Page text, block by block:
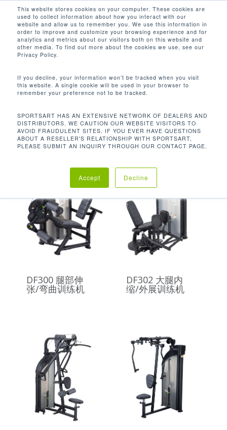
This website stores cookies on your computer. These cookies are
used to collect information about how you interact with our
website and allow us to remember you. We use this information in
order to improve and customize your browsing experience and for
analytics and metrics about our visitors both on this website and
other media. To find out more about the cookies we use, see our
Privacy Policy.
If you decline, your information won’t be tracked when you visit
this website. A single cookie will be used in your browser to
remember your preference not to be tracked.
SPORTSART HAS AN EXTENSIVE NETWORK OF DEALERS AND
DISTRIBUTORS. WE CAUTION OUR WEBSITE VISITORS TO
AVOID FRAUDULENT SITES. IF YOU EVER HAVE QUESTIONS
ABOUT A RESELLER'S RELATIONSHIP WITH SPORTSART,
PLEASE SUBMIT AN INQUIRY THROUGH OUR CONTACT PAGE.
Accept Decline
main
content
search
500 LB / 227.3 KG
227.3 kg
DF300 腿部伸
张/弯曲训练机
DF302 大腿内
缩/外展训练机
Close
Menu